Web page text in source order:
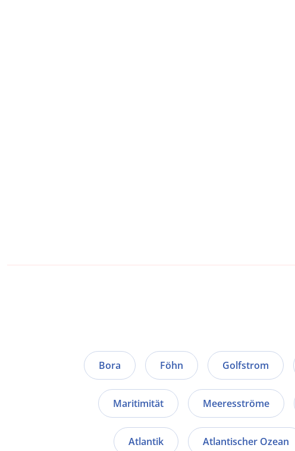
Bora Föhn Golfstrom
Maritimität Meeresströme
Atlantik Atlantischer Ozean